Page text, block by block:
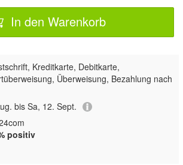
In den Warenkorb
Kreditkarte, Debitkarte,
Überweisung, Bezahlung nach
bis Sa, 12. Sept.
positiv